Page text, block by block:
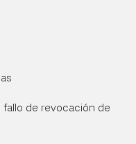
fallo de revocación de